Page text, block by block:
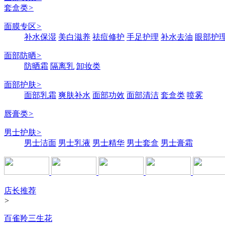
套盒类>
面膜专区>
补水保湿 美白滋养 祛痘修护 手足护理 补水去油 眼部护
面部防晒>
防晒霜 隔离乳 卸妆类
面部护肤>
面部乳霜 爽肤补水 面部功效 面部清洁 套盒类 喷雾
唇膏类>
男士护肤>
男士洁面 男士乳液 男士精华 男士套盒 男士膏霜
店长推荐
>
百雀羚三生花